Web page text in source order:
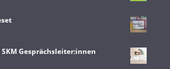
Gesprächsleiter:innen